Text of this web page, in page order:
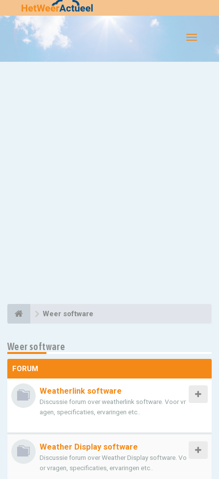
Flip-
Weer software
Weer software
FORUM
Weatherlink software
Discussie forum over weatherlink software. Voor vr
agen, specificaties, ervaringen etc..
Weather Display software
Discussie forum over Weather Display software. Vo
or vragen, specificaties, ervaringen etc..